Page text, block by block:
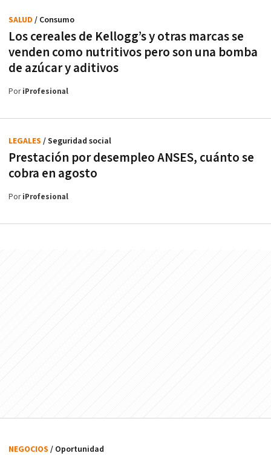
Los cereales de Kellogg’s y otras marcas se
venden como nutritivos pero son una bomba
de azúcar y aditivos
SALUD / Consumo
PoriProfesional
Prestación por desempleo ANSES, cuánto se
cobra en agosto
LEGALES / Seguridad social
PoriProfesional
NEGOCIOS / Oportunidad